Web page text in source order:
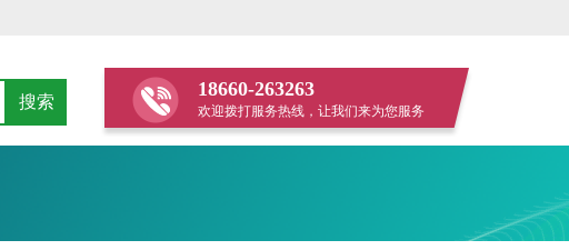
18660-263263
欢迎拨打服务热线，让我们来为您服务
搜索